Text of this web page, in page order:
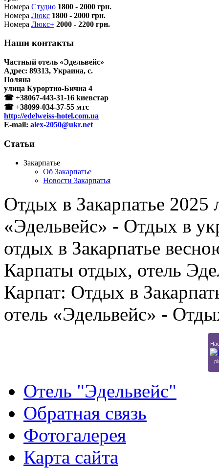
Номера Студио 1800 - 2000 грн.
Номера Люкс 1800 - 2000 грн.
Номера Люкс+ 2000 - 2200 грн.
Наши контакты
Частный отель «Эдельвейс»
Адрес: 89313, Украина, с.
Поляна
улица Курортно-Бична 4
☎ +38067-443-31-16 kиeвстар
☎ +38099-034-37-55 мтc
http://edelweiss-hotel.com.ua
E-mail: alex-2050@ukr.net
Статьи
Закарпатье
Об Закарпатье
Новости Закарпатья
Отдых в Закарпатье 2025
«Эдельвейс» - Отдых в
отдых в Закарпатье
Карпаты отдых, отель
Карпат: Отдых в
отель «Эдельвейс» -
Отель "Эдельвейс"
Обратная связь
Фотогалерея
Карта сайта